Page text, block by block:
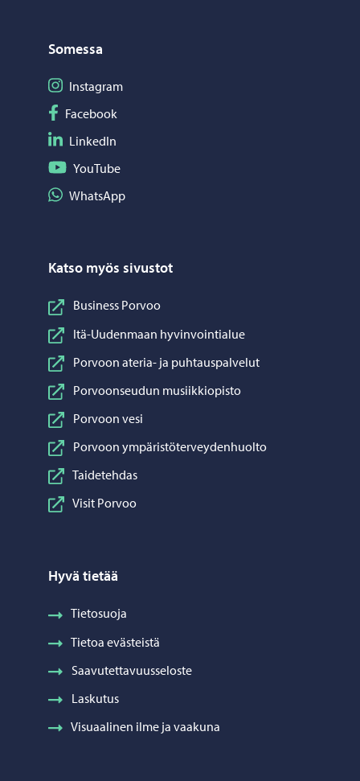
Somessa
Seuraa Instagram
Instagram
Seuraa Facebook
Facebook
Seuraa LinkedIn
LinkedIn
Seuraa YouTube
YouTube
Jaa WhatsApp
WhatsApp
Katso myös sivustot
Business Porvoo
Itä-Uudenmaan hyvinvointialue
Porvoon ateria- ja puhtauspalvelut
Porvoonseudun musiikkiopisto
Porvoon vesi
Porvoon ympäristöterveydenhuolto
Taidetehdas
Visit Porvoo
Hyvä tietää
Tietosuoja
Tietoa evästeistä
Saavutettavuusseloste
Laskutus
Visuaalinen ilme ja vaakuna